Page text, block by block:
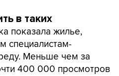
в таких
показала жилье,
специалистам-
Меньше чем за
400 000 просмотров